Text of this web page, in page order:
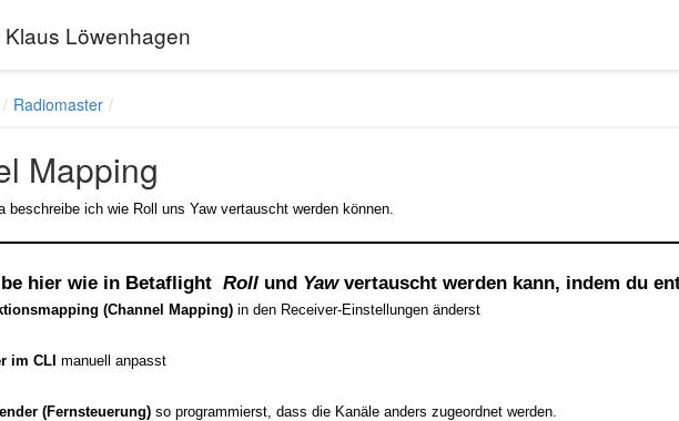
Löwenhagen
Radiomaster
Mapping
beschreibe ich wie Roll uns Yaw vertauscht werden können.
hier wie in Betaflight Roll und Yawvertauscht werden kann, indem du
(Channel Mapping) in den Receiver-Einstellungen änderst
im CLI manuell anpasst
(Fernsteuerung) so programmierst, dass die Kanäle anders zugeordnet werden.